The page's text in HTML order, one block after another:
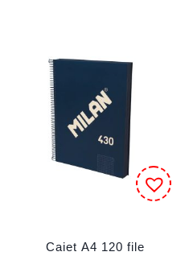
Caiet A4 120 file